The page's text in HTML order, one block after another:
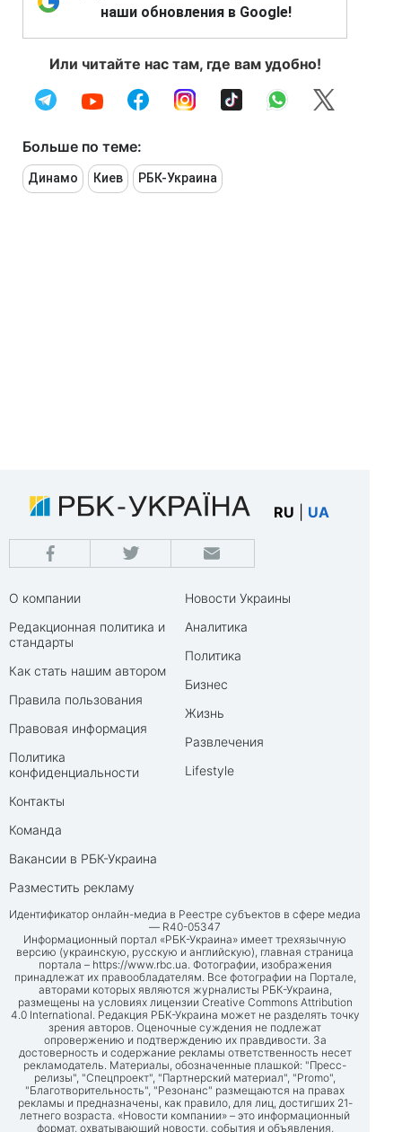
наши обновления в Google!
Или читайте нас там, где вам удобно!
Больше по теме:
Динамо Киев РБК-Украина
RU UA
О компании
Редакционная политика и
стандарты
Как стать нашим автором
Правила пользования
Правовая информация
Политика
конфиденциальности
Контакты
Команда
Вакансии в РБК-Украина
Разместить рекламу
Новости Украины
Аналитика
Политика
Бизнес
Жизнь
Развлечения
Lifestyle
Идентификатор онлайн-медиа в Реестре субъектов в сфере медиа
— R40-05347
Информационный портал «РБК-Украина» имеет трехязычную
версию (украинскую, русскую и английскую), главная страница
портала – https://www.rbc.ua. Фотографии, изображения
принадлежат их правообладателям. Все фотографии на Портале,
авторами которых являются журналисты РБК-Украина,
размещены на условиях лицензии Creative Commons Attribution
4.0 International. Редакция РБК-Украина может не разделять точку
зрения авторов. Оценочные суждения не подлежат
опровержению и подтверждению их правдивости. За
достоверность и содержание рекламы ответственность несет
рекламодатель. Материалы, обозначенные плашкой: "Пресс-
релизы", "Спецпроект", "Партнерский материал", "Promo",
"Благотворительность", "Резонанс" размещаются на правах
рекламы и предназначены, как правило, для лиц, достигших 21-
летнего возраста. «Новости компании» – это информационный
формат, охватывающий новости, события и объявления,